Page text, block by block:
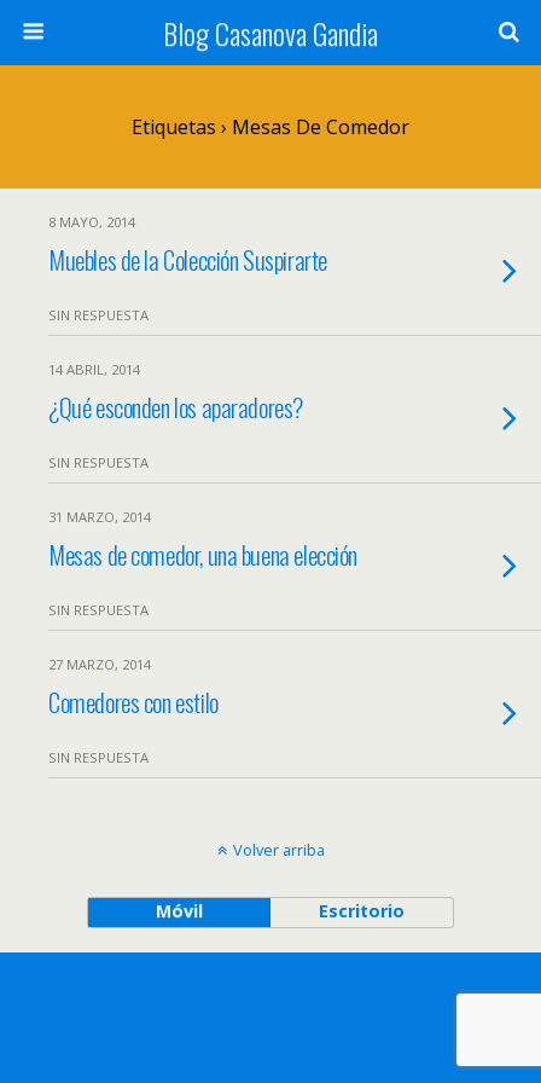
Blog Casanova Gandia
Etiquetas › Mesas De Comedor
8 MAYO, 2014
Muebles de la Colección Suspirarte
SIN RESPUESTA
14 ABRIL, 2014
¿Qué esconden los aparadores?
SIN RESPUESTA
31 MARZO, 2014
Mesas de comedor, una buena elección
SIN RESPUESTA
27 MARZO, 2014
Comedores con estilo
SIN RESPUESTA
Volver arriba
Móvil Escritorio